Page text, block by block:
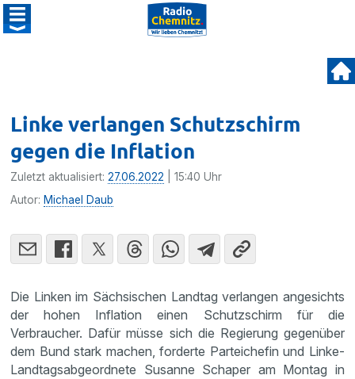
Linke verlangen Schutzschirm
gegen die Inflation
Zuletzt aktualisiert:27.06.2022 | 15:40 Uhr
Autor: Michael Daub
Die Linken im Sächsischen Landtag verlangen angesichts
der hohen Inflation einen Schutzschirm für die
Verbraucher. Dafür müsse sich die Regierung gegenüber
dem Bund stark machen, forderte Parteichefin und Linke-
Landtagsabgeordnete Susanne Schaper am Montag in